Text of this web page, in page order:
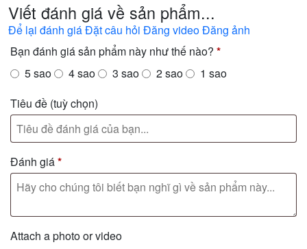
Viết đánh giá về sản phẩm...
Để lại đánh giáĐặt câu hỏi Đăng videoĐăng ảnh
Bạn đánh giá sản phẩm này như thế nào? *
5 sao
4 sao 3 sao 2 sao
1 sao
Tiêu đề (tuỳ chọn)
Đánh giá*
Attach a photo or video